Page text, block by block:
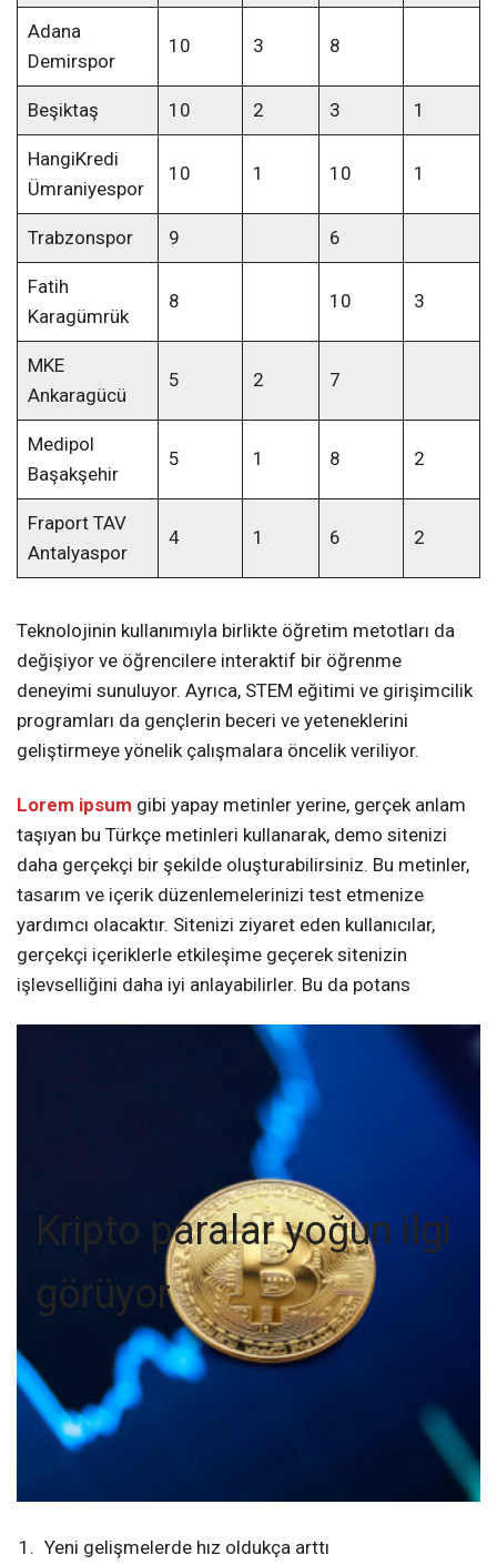
Adana
Demirspor
10 3 8
Beşiktaş 10 2 3 1
HangiKredi
Ümraniyespor
10 1 10 1
Trabzonspor 9 6
Fatih
Karagümrük
8 10 3
MKE
Ankaragücü
5 2 7
Medipol
Başakşehir
5 1 8 2
Fraport TAV
Antalyaspor
4 1 6 2
Teknolojinin kullanımıyla birlikte öğretim metotları da
değişiyor ve öğrencilere interaktif bir öğrenme
deneyimi sunuluyor. Ayrıca, STEM eğitimi ve girişimcilik
programları da gençlerin beceri ve yeteneklerini
geliştirmeye yönelik çalışmalara öncelik veriliyor.
Lorem ipsum gibi yapay metinler yerine, gerçek anlam
taşıyan bu Türkçe metinleri kullanarak, demo sitenizi
daha gerçekçi bir şekilde oluşturabilirsiniz. Bu metinler,
tasarım ve içerik düzenlemelerinizi test etmenize
yardımcı olacaktır. Sitenizi ziyaret eden kullanıcılar,
gerçekçi içeriklerle etkileşime geçerek sitenizin
işlevselliğini daha iyi anlayabilirler. Bu da potans
Kripto paralar yoğun ilgi
görüyor
Yeni gelişmelerde hız oldukça arttı